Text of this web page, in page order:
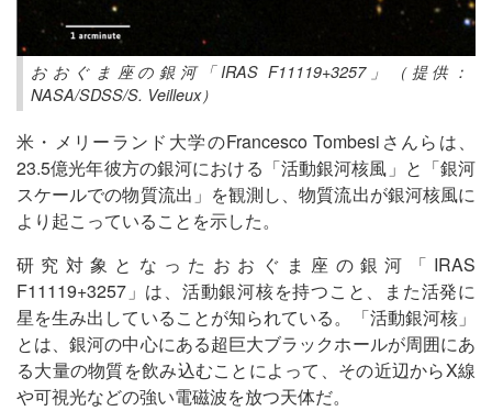
おおぐま座の銀河「IRAS F11119+3257」（提供：
NASA/SDSS/S. Veilleux）
米・メリーランド大学のFrancesco Tombesiさんらは、
23.5億光年彼方の銀河における「活動銀河核風」と「銀河
スケールでの物質流出」を観測し、物質流出が銀河核風に
より起こっていることを示した。
研究対象となったおおぐま座の銀河「IRAS
F11119+3257」は、活動銀河核を持つこと、また活発に
星を生み出していることが知られている。「活動銀河核」
とは、銀河の中心にある超巨大ブラックホールが周囲にあ
る大量の物質を飲み込むことによって、その近辺からX線
や可視光などの強い電磁波を放つ天体だ。